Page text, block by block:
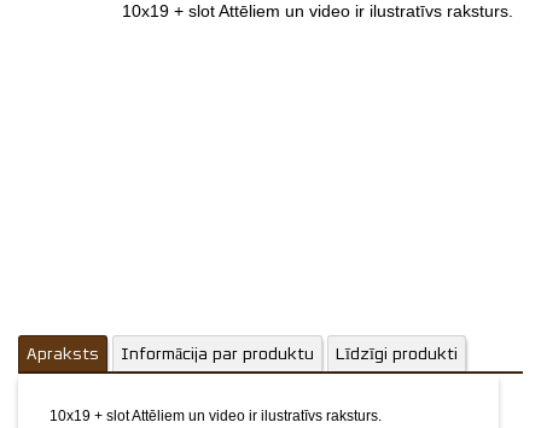
10x19 + slotAttēliem un video ir ilustratīvs raksturs.
Apraksts Informācija par produktu Līdzīgi produkti
10x19 + slotAttēliem un video ir ilustratīvs raksturs.